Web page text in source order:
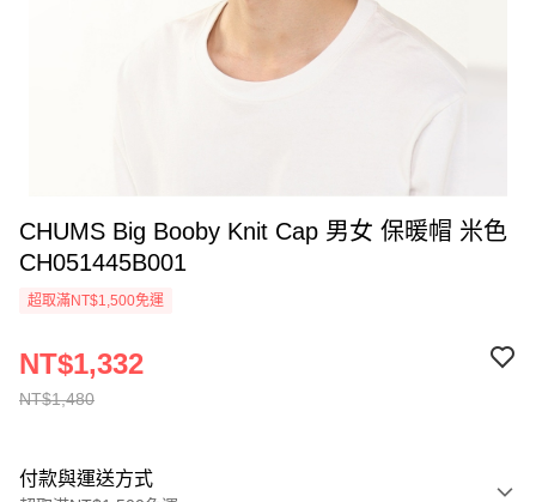
CHUMS Big Booby Knit Cap 男女 保暖帽 米色
CH051445B001
超取滿NT$1,500免運
NT$1,480
NT$1,332
付款與運送方式